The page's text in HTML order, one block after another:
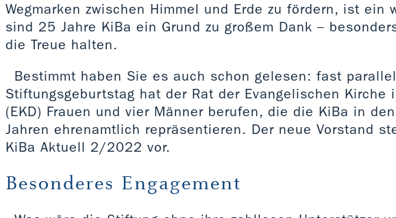
Wegmarken zwischen Himmel und Erde zu fördern, ist ein
sind 25 Jahre KiBa ein Grund zu großem Dank –
die Treue halten.
Bestimmt haben Sie es auch schon gelesen: fast
Stiftungsgeburtstag hat der Rat der Evangelischen Kirche
(EKD) Frauen und vier Männer berufen, die die KiBa in
Jahren ehrenamtlich repräsentieren. Der neue Vorstand
KiBa Aktuell 2/2022 vor.
Besonderes Engagement